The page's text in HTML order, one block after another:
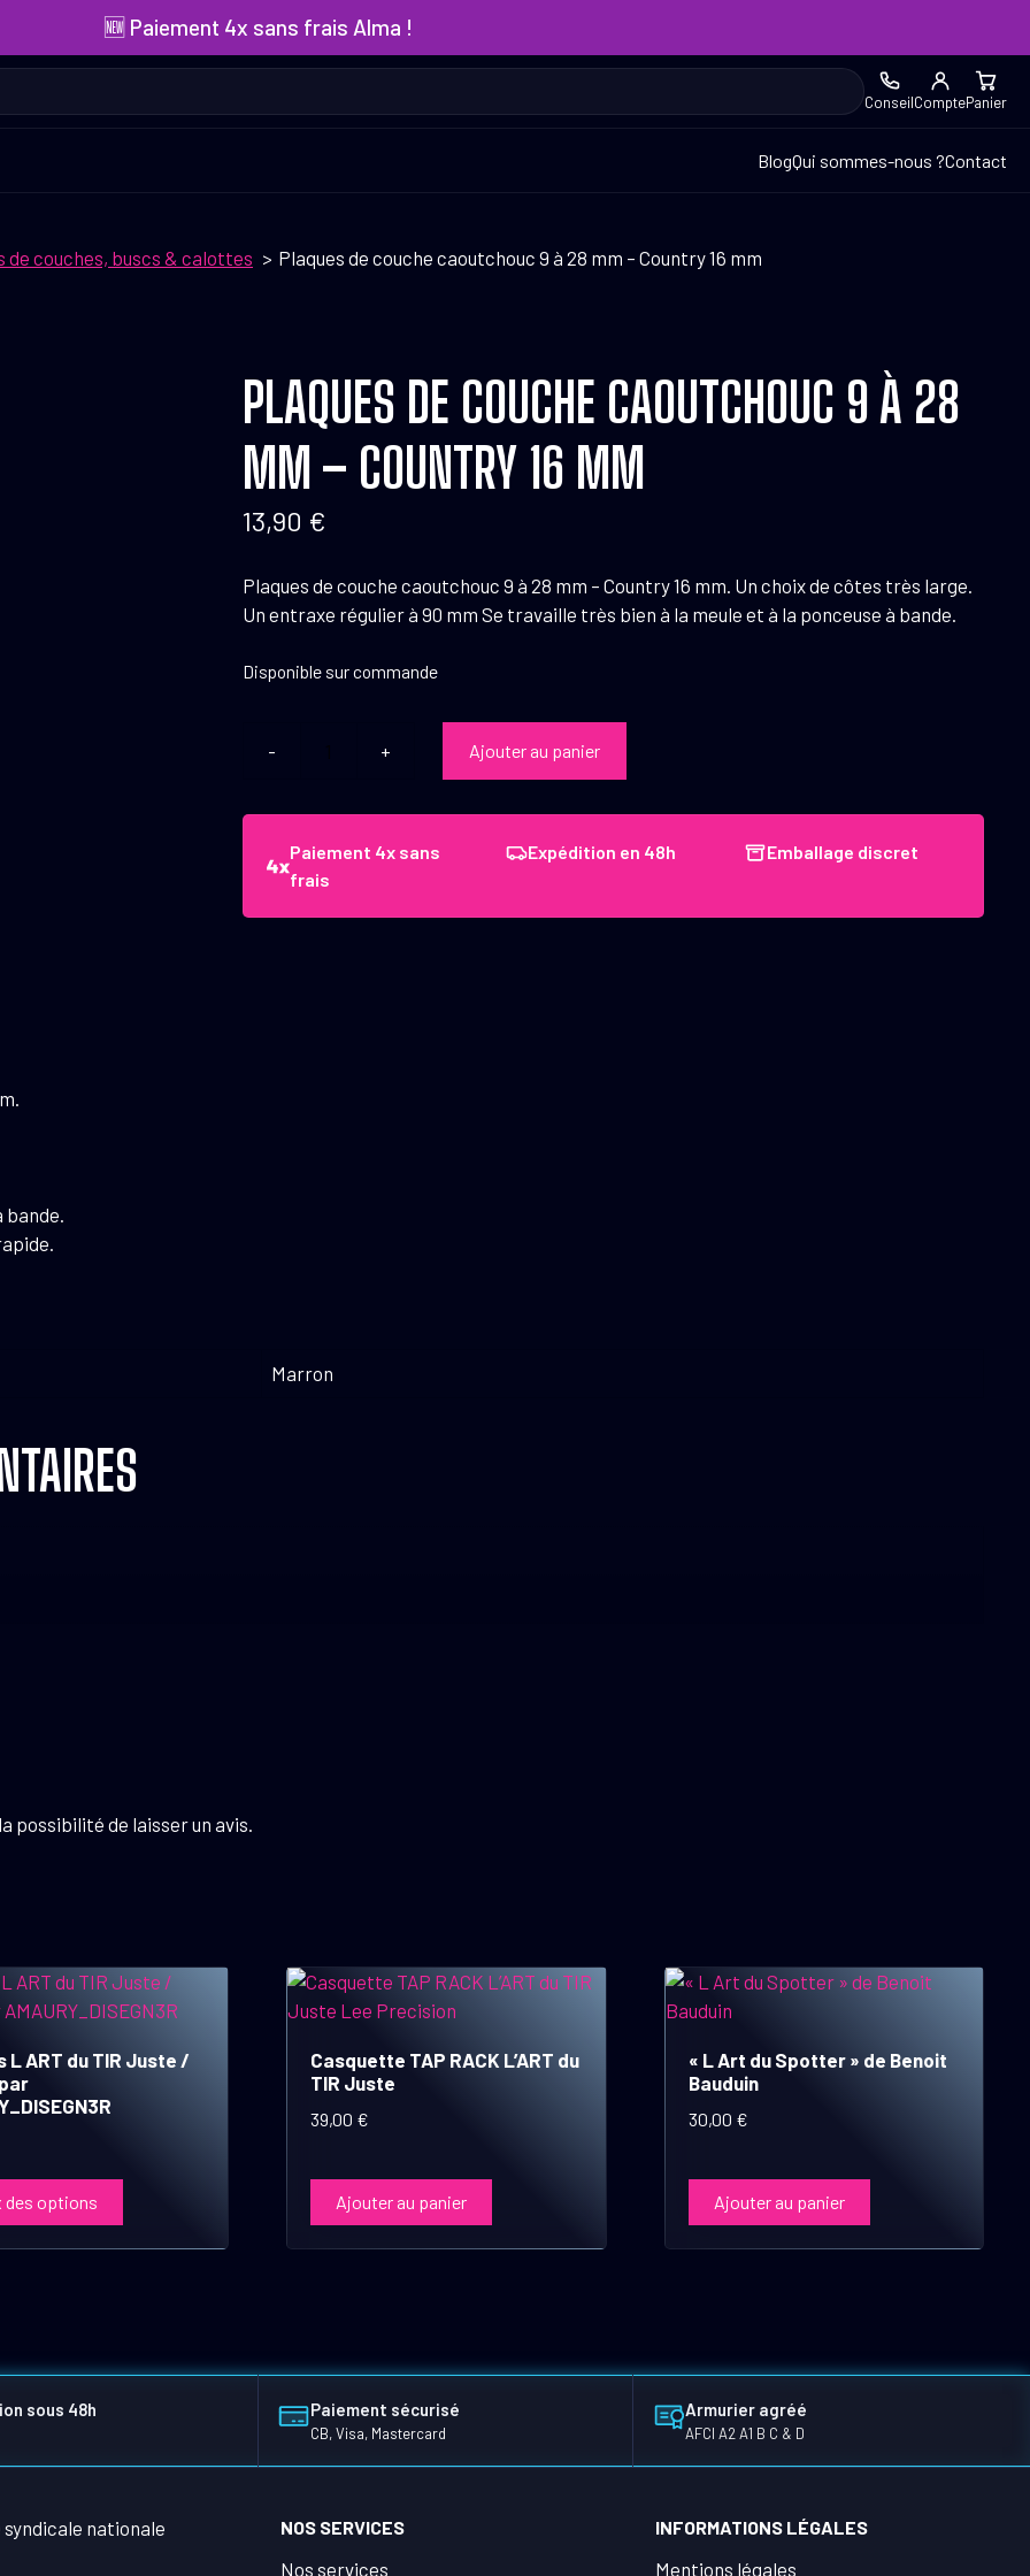
🆕 Paiement 4x sans frais Alma !
ConseilComptePanier
BlogQui sommes-nous ?Contact
de couches, buscs & calottes Plaques de couche caoutchouc 9 à 28 mm – Country 16 mm
PLAQUES DE COUCHE CAOUTCHOUC 9 À 28
MM – COUNTRY 16 MM
13,90 €
Plaques de couche caoutchouc 9 à 28 mm – Country 16 mm. Un choix de côtes très large.
Un entraxe régulier à 90 mm Se travaille très bien à la meule et à la ponceuse à bande.
Disponible sur commande
Plaques
couche
Ajouter au panier
Paiement 4x sans
frais
Expédition en 48h Emballage discret
Marron
possibilité de laisser un avis.
L ART du TIR Juste /
des options
Casquette TAP RACK L’ART du
TIR Juste
39,00 €
Ajouter au panier
« L Art du Spotter » de Benoit
Bauduin
30,00 €
Ajouter au panier
sous 48h Paiement sécurisé
CB, Visa, Mastercard
Armurier agréé
AFCI A2 A1 B C & D
NOS SERVICES
Nos services
INFORMATIONS LÉGALES
Mentions légales